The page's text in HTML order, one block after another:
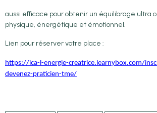
aussi efficace pour obtenir un équilibrage ultra
physique, énergétique et émotionnel.
Lien pour réserver votre place :
https://ica-l-energie-creatrice.learnybox.com/
devenez-praticien-tme/